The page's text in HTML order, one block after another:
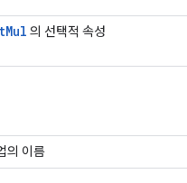
Mul 의 선택적 속성
의 이름